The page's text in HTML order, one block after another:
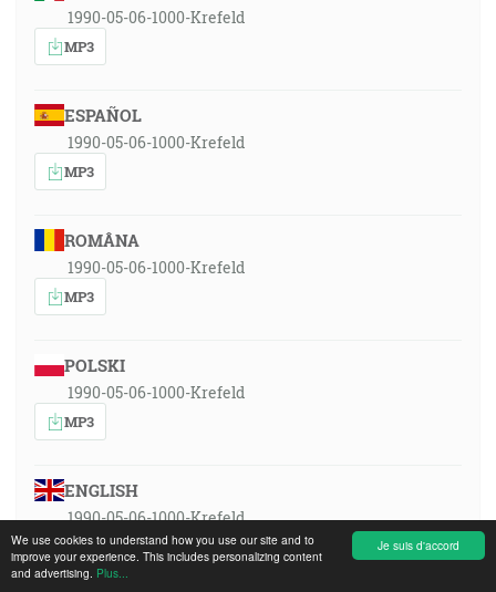
Je suis d'accord
We use cookies to understand how you use our site and to
improve your experience. This includes personalizing content
and advertising. Plus...
1990-05-06-1000-Krefeld
MP3
ESPAÑOL
1990-05-06-1000-Krefeld
MP3
ROMÂNA
1990-05-06-1000-Krefeld
MP3
POLSKI
1990-05-06-1000-Krefeld
MP3
ENGLISH
1990-05-06-1000-Krefeld
MP3